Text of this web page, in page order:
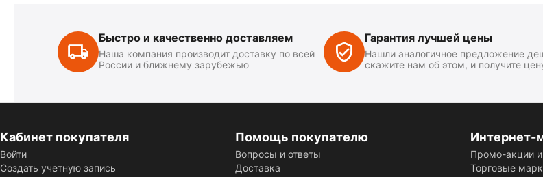
Быстро и качественно доставляем
Наша компания производит доставку по всей
России и ближнему зарубежью
Гарантия лучшей цены
Нашли аналогичное предложение
скажите нам об этом, и получите
Кабинет покупателя
Войти
Создать учетную запись
Помощь покупателю
Вопросы и ответы
Доставка
Интернет-
Промо-акции
Торговые